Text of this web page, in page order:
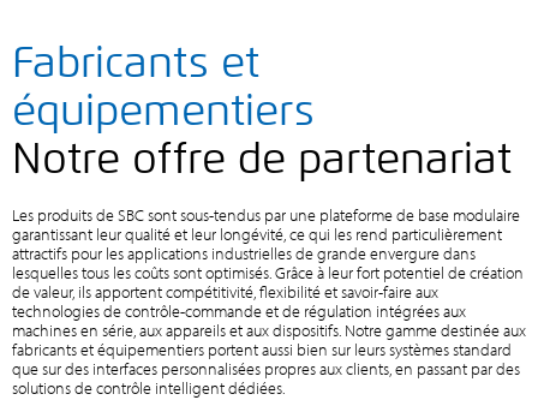
Fabricants et
équipementiers
Notre offre de partenariat
Les produits de SBC sont sous-tendus par une plateforme de base modulaire
garantissant leur qualité et leur longévité, ce qui les rend particulièrement
attractifs pour les applications industrielles de grande envergure dans
lesquelles tous les coûts sont optimisés. Grâce à leur fort potentiel de création
de valeur, ils apportent compétitivité, flexibilité et savoir-faire aux
technologies de contrôle-commande et de régulation intégrées aux
machines en série, aux appareils et aux dispositifs. Notre gamme destinée aux
fabricants et équipementiers portent aussi bien sur leurs systèmes standard
que sur des interfaces personnalisées propres aux clients, en passant par des
solutions de contrôle intelligent dédiées.